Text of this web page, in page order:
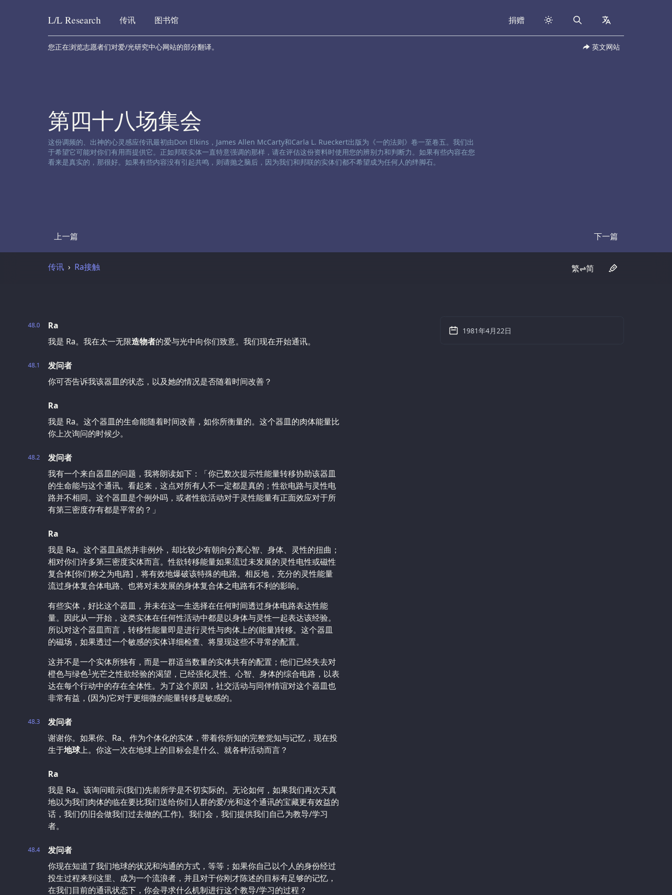
Skip to content
L/L Research 传讯 图书馆 捐赠 Search collapsed
您正在浏览志愿者们对爱/光研究中心网站的部分翻译。 英文网站
第四十八场集会
渠道免责声明:
这份调频的、出神的心灵感应传讯最初由Don Elkins，James Allen McCarty和Carla L. Rueckert出版为《一的法则》卷一至卷五。我们出
于希望它可能对你们有用而提供它。正如邦联实体一直特意强调的那样，请在评估这份资料时使用您的辨别力和判断力。如果有些内容在您
看来是真实的，那很好。如果有些内容没有引起共鸣，则请抛之脑后，因为我们和邦联的实体们都不希望成为任何人的绊脚石。
上一篇
Transcript 下一篇
Transcript
传讯 Ra接触 繁⇌简
48.0
Ra
我是 Ra。我在太一无限造物者的爱与光中向你们致意。我们现在开始通讯。
48.1
发问者
你可否告诉我该器皿的状态，以及她的情况是否随着时间改善？
Ra
我是 Ra。这个器皿的生命能随着时间改善，如你所衡量的。这个器皿的肉体能量比
你上次询问的时候少。
48.2
发问者
我有一个来自器皿的问题，我将朗读如下：「你已数次提示性能量转移协助该器皿
的生命能与这个通讯。看起来，这点对所有人不一定都是真的；性欲电路与灵性电
路并不相同。这个器皿是个例外吗，或者性欲活动对于灵性能量有正面效应对于所
有第三密度存有都是平常的？」
Ra
我是 Ra。这个器皿虽然并非例外，却比较少有朝向分离心智、身体、灵性的扭曲；
相对你们许多第三密度实体而言。性欲转移能量如果流过未发展的灵性电性或磁性
复合体[你们称之为电路]，将有效地爆破该特殊的电路。相反地，充分的灵性能量
流过身体复合体电路、也将对未发展的身体复合体之电路有不利的影响。
有些实体，好比这个器皿，并未在这一生选择在任何时间透过身体电路表达性能
量。因此从一开始，这类实体在任何性活动中都是以身体与灵性一起表达该经验。
所以对这个器皿而言，转移性能量即是进行灵性与肉体上的(能量)转移。这个器皿
的磁场，如果透过一个敏感的实体详细检查、将显现这些不寻常的配置。
这并不是一个实体所独有，而是一群适当数量的实体共有的配置；他们已经失去对
橙色与绿色1光芒之性欲经验的渴望，已经强化灵性、心智、身体的综合电路，以表
达在每个行动中的存在全体性。为了这个原因，社交活动与同伴情谊对这个器皿也
非常有益，(因为)它对于更细微的能量转移是敏感的。
48.3
发问者
谢谢你。如果你、Ra、作为个体化的实体，带着你所知的完整觉知与记忆，现在投
生于地球上。你这一次在地球上的目标会是什么、就各种活动而言？
Ra
我是 Ra。该询问暗示(我们)先前所学是不切实际的。无论如何，如果我们再次天真
地以为我们肉体的临在要比我们送给你们人群的爱/光和这个通讯的宝藏更有效益的
话，我们仍旧会做我们过去做的(工作)。我们会，我们提供我们自己为教导/学习
者。
48.4
发问者
你现在知道了我们地球的状况和沟通的方式，等等；如果你自己以个人的身份经过
投生过程来到这里、成为一个流浪者，并且对于你刚才陈述的目标有足够的记忆，
在我们目前的通讯状态下，你会寻求什么机制进行这个教导/学习的过程？
1981年4月22日